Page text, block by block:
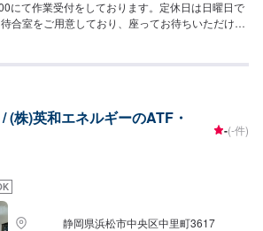
にて作業受付をしております。定休日は日曜日で
合室をご用意しており、座ってお待ちいただけま
(株)英和エネルギーのATF・
-(-件)
静岡県浜松市中央区中里町3617